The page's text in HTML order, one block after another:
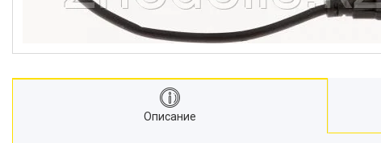
Описание